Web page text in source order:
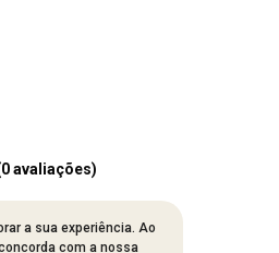
avaliações)
uma avaliação.
a sua experiência. Ao
com a nossa